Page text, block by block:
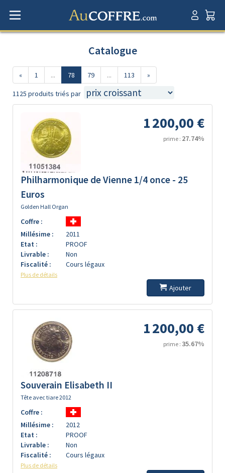
Catalogue
« 1 ... 78 79 ... 113 »
1125 produits triés par
1 200,00 €
prime : 27.74%
Philharmonique de Vienne 1/4 once - 25
Euros
Golden Hall Organ
Coffre :
Millésime :
2011
Etat :
PROOF
Livrable :
Non
Fiscalité :
Cours légaux
Plus de détails
Ajouter
1 200,00 €
prime : 35.67%
Souverain Elisabeth II
Tête avec tiare 2012
Coffre :
Millésime :
2012
Etat :
PROOF
Livrable :
Non
Fiscalité :
Cours légaux
Plus de détails